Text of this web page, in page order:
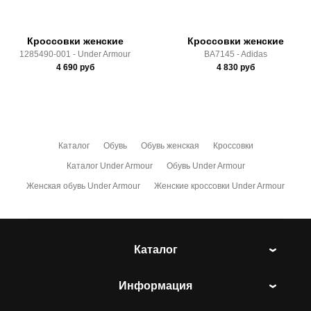
Кроссовки женские
1285490-001 - Under Armour
4 690руб
Кроссовки женские
BA7145 - Adidas
4 830 руб
Каталог Обувь Обувь женская Кроссовки
Каталог Under Armour Обувь Under Armour
Женская обувь Under Armour Женские кроссовки Under Armour
Каталог
Информация